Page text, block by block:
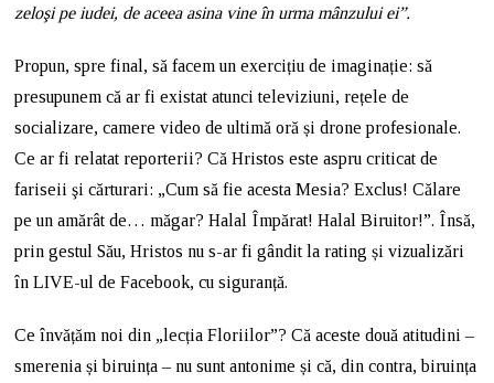
zeloşi pe iudei, de aceea asina vine în urma mânzului ei”.
Propun, spre final, să facem un exercițiu de imaginație: să
presupunem că ar fi existat atunci televiziuni, rețele de
socializare, camere video de ultimă oră și drone profesionale.
Ce ar fi relatat reporterii? Că Hristos este aspru criticat de
fariseii şi cărturari: „Cum să fie acesta Mesia? Exclus! Călare
pe un amărât de… măgar? Halal Împărat! Halal Biruitor!”. Însă,
prin gestul Său, Hristos nu s-ar fi gândit la rating și vizualizări
în LIVE-ul de Facebook, cu siguranță.
Ce învățăm noi din „lecția Floriilor”? Că aceste două atitudini –
smerenia și biruința – nu sunt antonime și că, din contra, biruința